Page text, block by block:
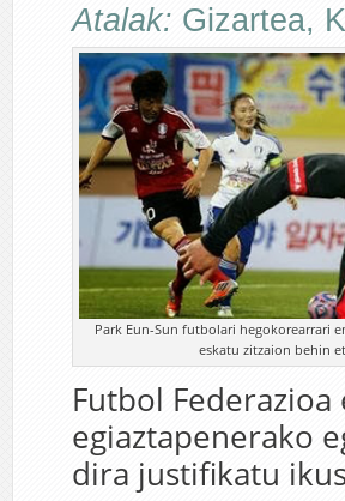
Atalak: Gizartea,
Park Eun-Sun futbolari hegokorearrari
eskatu zitzaion behin
Futbol
egiaztapenerako
dira justifikatu